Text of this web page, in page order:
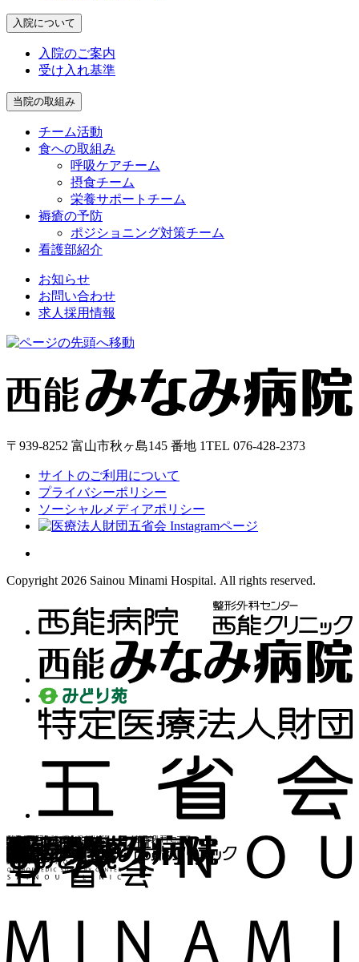
入院について
入院のご案内
受け入れ基準
当院の取組み
チーム活動
食への取組み
呼吸ケアチーム
摂食チーム
栄養サポートチーム
褥瘡の予防
ポジショニング対策チーム
看護部紹介
お知らせ
お問い合わせ
求人採用情報
〒939-8252 富山市秋ヶ島145 番地 1TEL 076-428-2373
サイトのご利用について
プライバシーポリシー
ソーシャルメディアポリシー
Copyright 2026 Sainou Minami Hospital. All rights reserved.